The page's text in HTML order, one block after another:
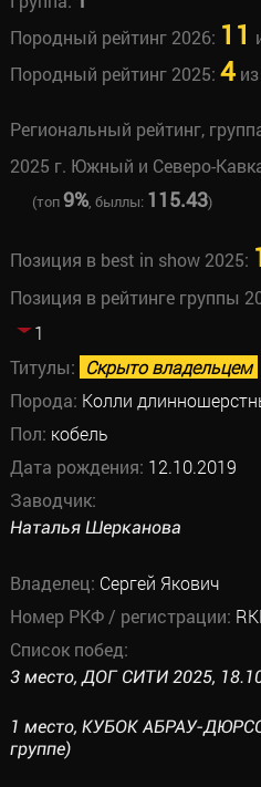
Породный рейтинг 2026: 11
Породный рейтинг 2025: 4из
Региональный рейтинг,
2025 г. Южный и Северо-
(топ9%, быллы: 115.43)
Позиция в best in show 2025:
Позиция в рейтинге группы
1
Титулы: Скрыто владельцем
Порода: Колли
Пол: кобель
Дата рождения: 12.10.2019
Заводчик:
Наталья Шерканова
Владелец: Сергей Якович
Номер РКФ / регистрации:
Список побед:
3 место, ДОГ СИТИ 2025,
1 место, КУБОК АБРАУ-
группе)